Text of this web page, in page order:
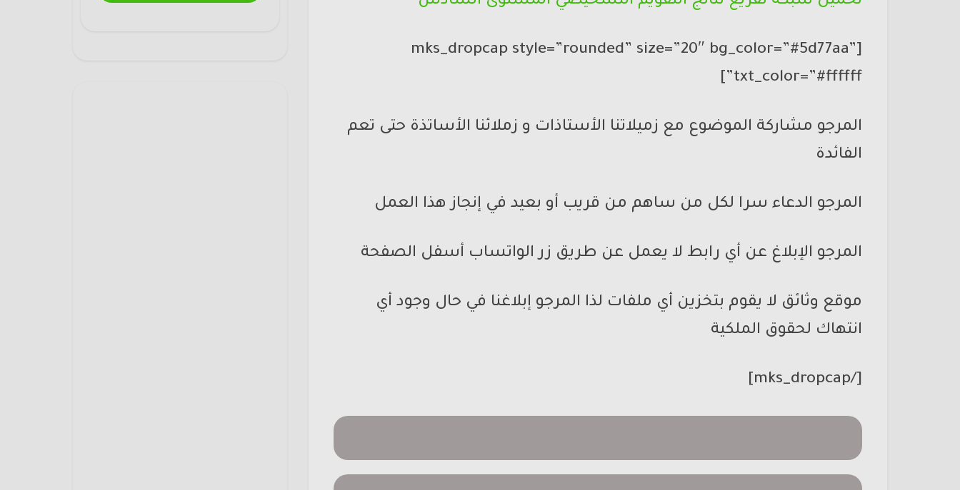
[mks_dropcap style=”rounded” size=”20″ bg_color=”#5d77aa”
txt_color=”#ffffff”]
المرجو مشاركة الموضوع مع زميلاتنا الأستاذات و زملائنا الأساتذة حتى تعم
الفائدة
المرجو الدعاء سرا لكل من ساهم من قريب أو بعيد في إنجاز هذا العمل
المرجو الإبلاغ عن أي رابط لا يعمل عن طريق زر الواتساب أسفل الصفحة
موقع وثائق لا يقوم بتخزين أي ملفات لذا المرجو إبلاغنا في حال وجود أي
انتهاك لحقوق الملكية
[/mks_dropcap]